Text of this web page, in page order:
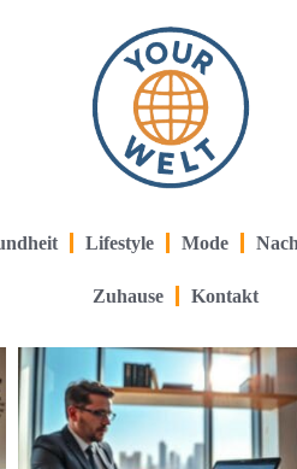
Lifestyle Mode
Zuhause Kontakt